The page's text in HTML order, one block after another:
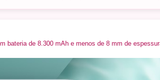
bateria de 8.300 mAh e menos de 8 mm de